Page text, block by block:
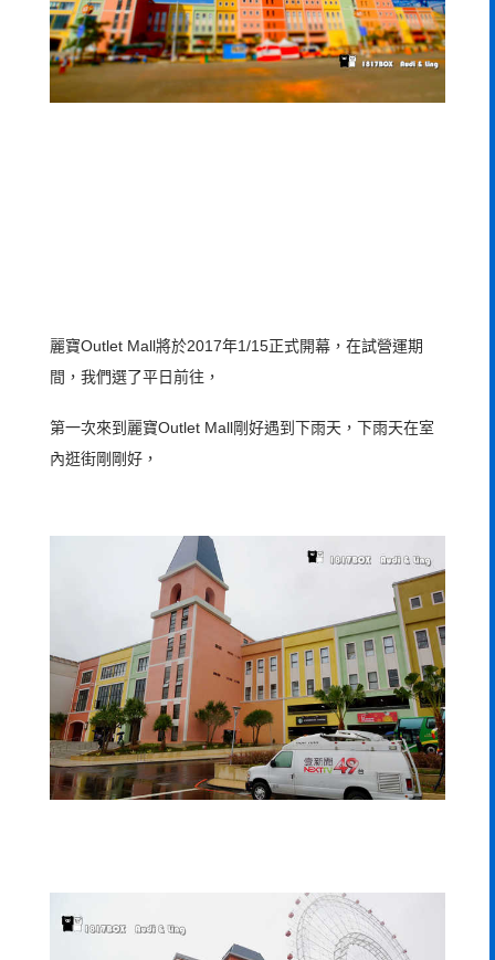
麗寶Outlet Mall將於2017年1/15正式開幕，在試營運期
間，我們選了平日前往，
第一次來到麗寶Outlet Mall剛好遇到下雨天，下雨天在室
內逛街剛剛好，